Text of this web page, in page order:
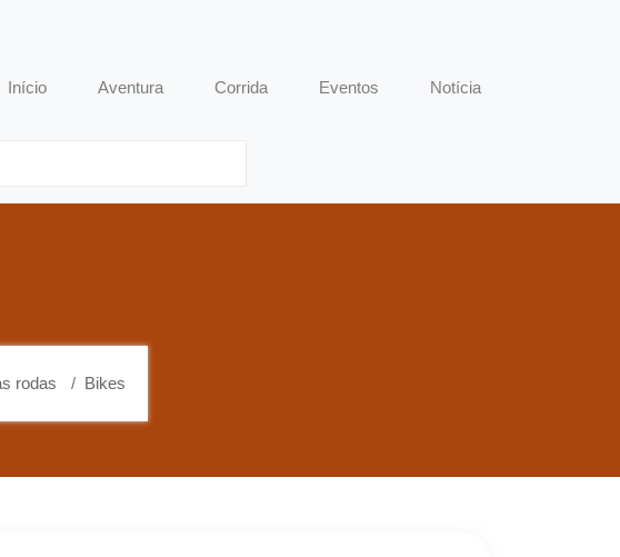
Início Aventura Corrida Eventos Notícia
rodas Bikes